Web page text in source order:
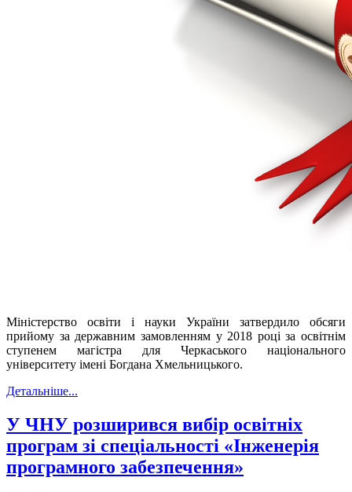
Міністерство освіти і науки України затвердило обсяги
прийому за державним замовленням у 2018 роціза освітнім
ступенем магістра для Черкаського національного
університету імені Богдана Хмельницького.
Детальніше...
У ЧНУ розширився вибір освітніх
програм зі спеціальності «Інженерія
програмного забезпечення»